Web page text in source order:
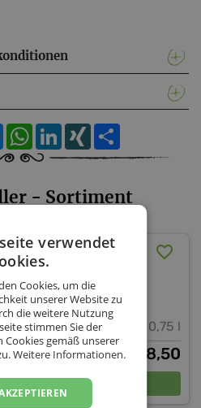
MessengerWhatsApp
LinkedIn
XING
- Sortiment
Junker 2024
Müller
Vulkanland Steiermark
% vol. 0,75 l
8,50
verwendet
Cookies, um die
unserer Website zu
die weitere Nutzung
stimmen Sie der
Cookies gemäß unserer
Weitere Informationen.